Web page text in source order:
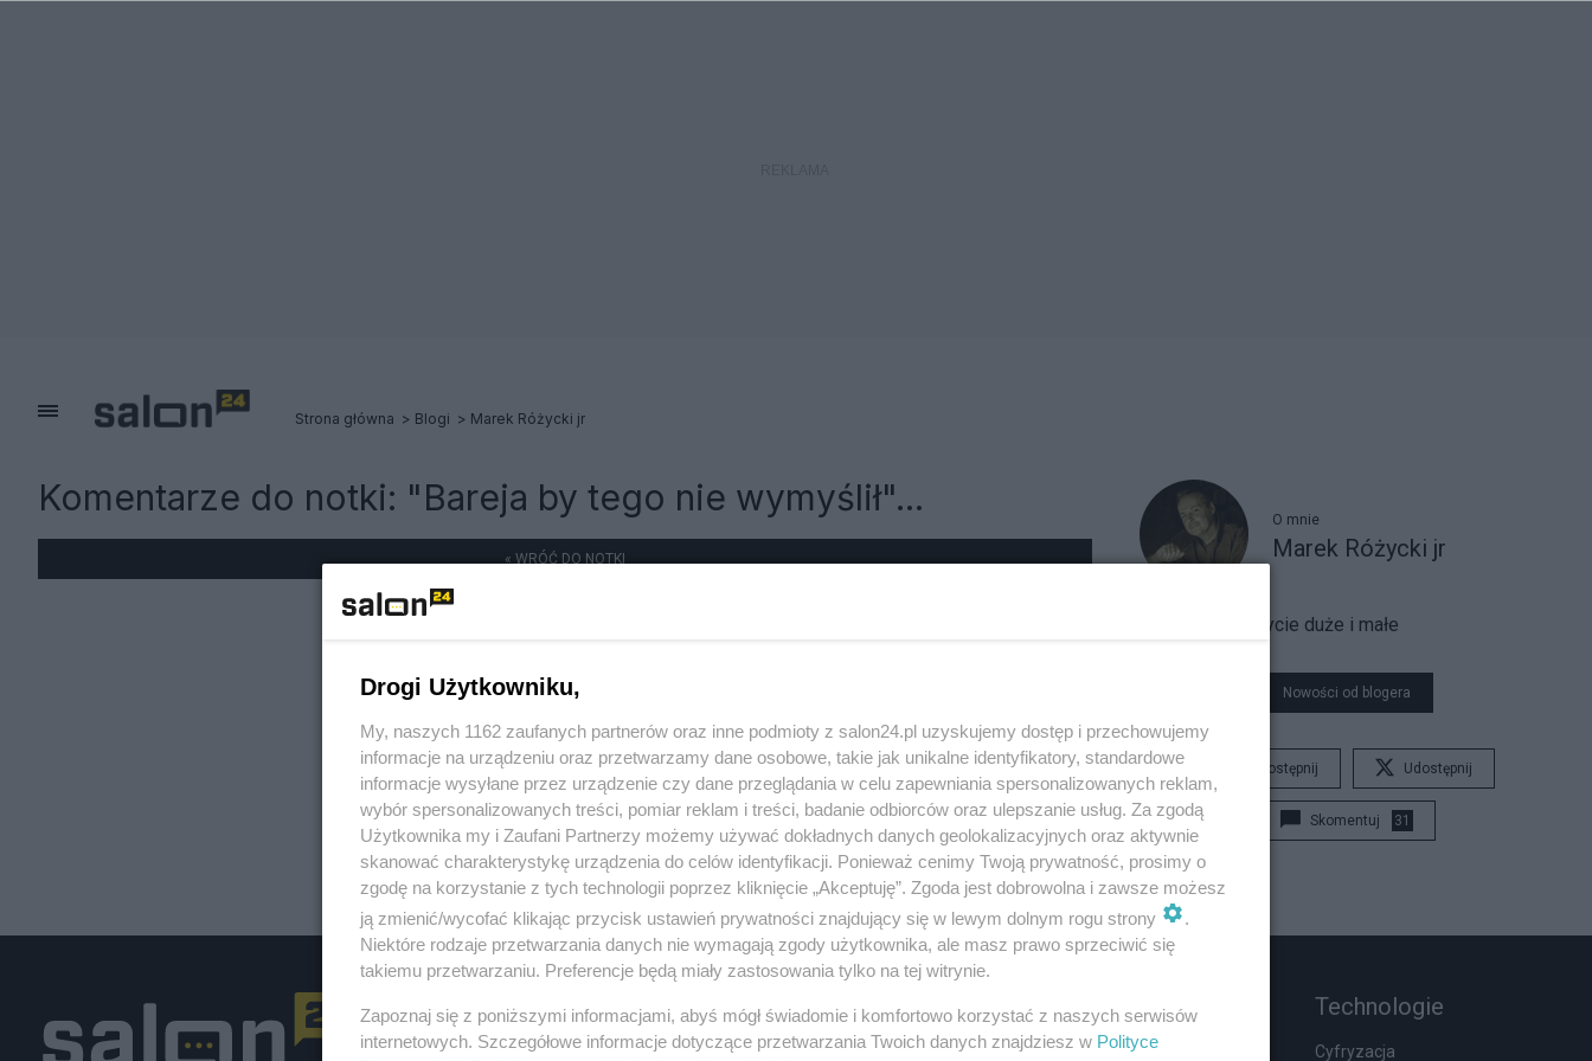
Strona główna Blogi Marek Różycki jr
Komentarze do notki: "Bareja by tego nie wymyślił"...
« WRÓĆ DO NOTKI
O mnie
Marek Różycki jr
Życie duże i małe
Nowości od blogera
Udostępnij Udostępnij
Skomentuj 31
Polityka
Rosja
Gospodarka
Biznes
Rozmaitości
Zdrowie
Technologie
Cyfryzacja
Drogi Użytkowniku,
My, naszych 1162 zaufanych partnerów oraz inne podmioty z salon24.pl uzyskujemy dostęp i przechowujemy
informacje na urządzeniu oraz przetwarzamy dane osobowe, takie jak unikalne identyfikatory, standardowe
informacje wysyłane przez urządzenie czy dane przeglądania w celu zapewniania spersonalizowanych reklam,
wybór spersonalizowanych treści, pomiar reklam i treści, badanie odbiorców oraz ulepszanie usług. Za zgodą
Użytkownika my i Zaufani Partnerzy możemy używać dokładnych danych geolokalizacyjnych oraz aktywnie
skanować charakterystykę urządzenia do celów identyfikacji. Ponieważ cenimy Twoją prywatność, prosimy o
zgodę na korzystanie z tych technologii poprzez kliknięcie „Akceptuję”. Zgoda jest dobrowolna i zawsze możesz
ją zmienić/wycofać klikając przycisk ustawień prywatności znajdujący się w lewym dolnym rogu strony
.
Niektóre rodzaje przetwarzania danych nie wymagają zgody użytkownika, ale masz prawo sprzeciwić się
takiemu przetwarzaniu. Preferencje będą miały zastosowania tylko na tej witrynie.
Zapoznaj się z poniższymi informacjami, abyś mógł świadomie i komfortowo korzystać z naszych serwisów
internetowych. Szczegółowe informacje dotyczące przetwarzania Twoich danych znajdziesz w Polityce